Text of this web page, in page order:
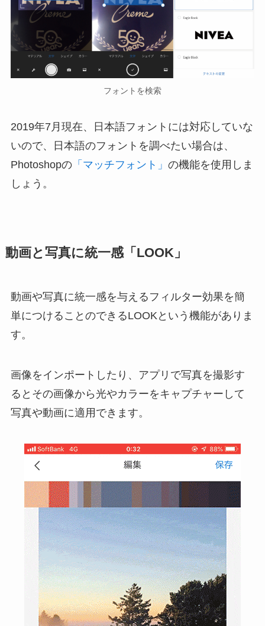
フォントを検索
2019年7月現在、日本語フォントには対応していな
いので、日本語のフォントを調べたい場合は、
Photoshopの「マッチフォント」 の機能を使用しま
しょう。
動画と写真に統一感「LOOK」
動画や写真に統一感を与えるフィルター効果を簡
単につけることのできるLOOKという機能がありま
す。
画像をインポートしたり、アプリで写真を撮影す
るとその画像から光やカラーをキャプチャーして
写真や動画に適用できます。